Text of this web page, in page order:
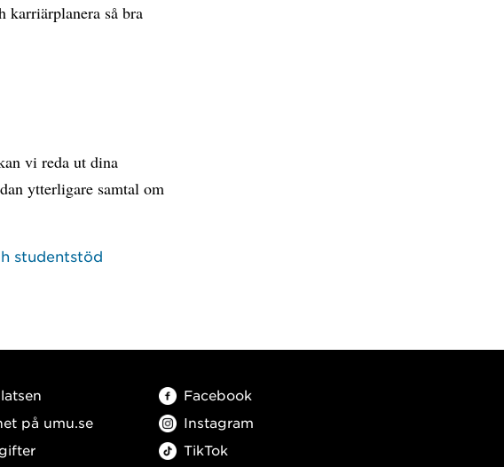
karriärplanera så bra
vi reda ut dina
ytterligare samtal om
studentstöd
på umu.se
Facebook
Instagram
TikTok